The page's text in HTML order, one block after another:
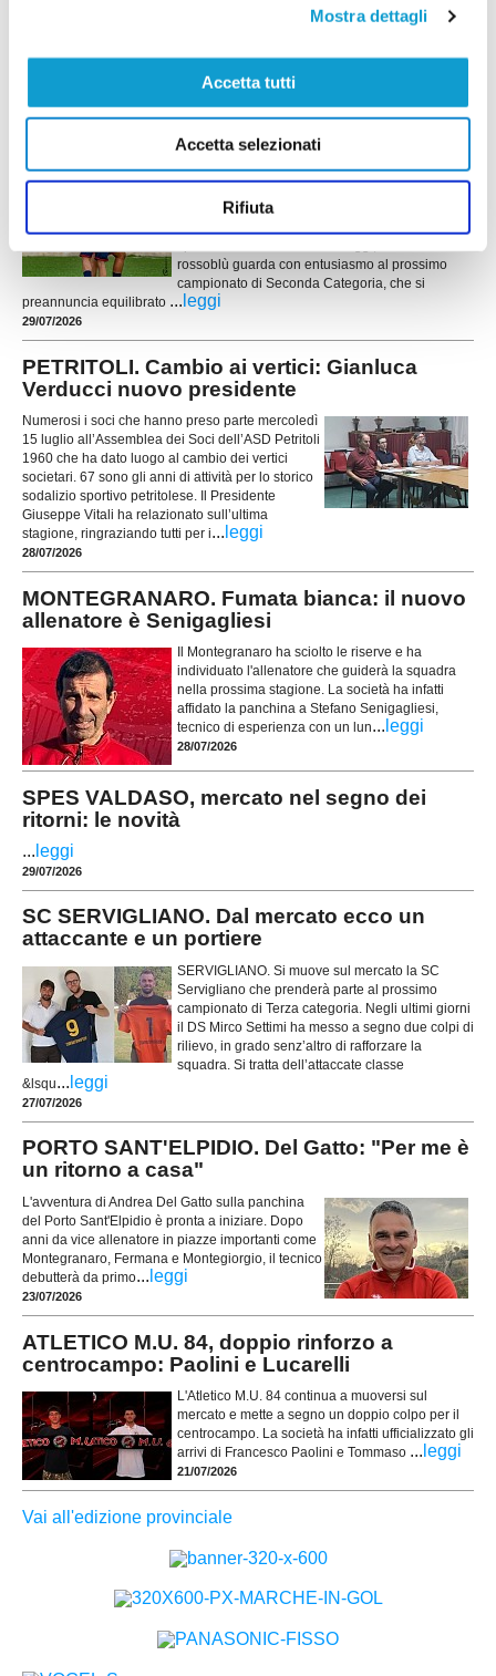
Mostra dettagli
Accetta tutti
Accetta selezionati
Rifiuta
MONTE SAN PIETRANGELI. Perticarini:
"Vogliamo far bene e riscattarci"
MONTE SAN PIETRANGELI. È tutto pronto per
Pietrangeli. Tra conferme importanti, diversi volti
rossoblù guarda con entusiasmo al prossimo
campionato di Seconda Categoria, che si
preannuncia equilibrato ... leggi
29/07/2026
PETRITOLI. Cambio ai vertici: Gianluca
Verducci nuovo presidente
Numerosi i soci che hanno preso parte mercoledì
15 luglio all’Assemblea dei Soci dell’ASD Petritoli
1960 che ha dato luogo al cambio dei vertici
societari. 67 sono gli anni di attività per lo storico
sodalizio sportivo petritolese. Il Presidente
Giuseppe Vitali ha relazionato sull’ultima
stagione, ringraziando tutti per i... leggi
28/07/2026
MONTEGRANARO. Fumata bianca: il nuovo
allenatore è Senigagliesi
Il Montegranaro ha sciolto le riserve e ha
individuato l'allenatore che guiderà la squadra
nella prossima stagione. La società ha infatti
affidato la panchina a Stefano Senigagliesi,
tecnico di esperienza con un lun... leggi
28/07/2026
SPES VALDASO, mercato nel segno dei
ritorni: le novità
... leggi
29/07/2026
SC SERVIGLIANO. Dal mercato ecco un
attaccante e un portiere
SERVIGLIANO. Si muove sul mercato la SC
Servigliano che prenderà parte al prossimo
campionato di Terza categoria. Negli ultimi giorni
il DS Mirco Settimi ha messo a segno due colpi di
rilievo, in grado senz’altro di rafforzare la
squadra. Si tratta dell’attaccate classe
&lsqu... leggi
27/07/2026
PORTO SANT'ELPIDIO. Del Gatto: "Per me è
un ritorno a casa"
L'avventura di Andrea Del Gatto sulla panchina
del Porto Sant'Elpidio è pronta a iniziare. Dopo
anni da vice allenatore in piazze importanti come
Montegranaro, Fermana e Montegiorgio, il tecnico
debutterà da primo... leggi
23/07/2026
ATLETICO M.U. 84, doppio rinforzo a
centrocampo: Paolini e Lucarelli
L'Atletico M.U. 84 continua a muoversi sul
mercato e mette a segno un doppio colpo per il
centrocampo. La società ha infatti ufficializzato gli
arrivi di Francesco Paolini e Tommaso ... leggi
21/07/2026
Vai all'edizione provinciale